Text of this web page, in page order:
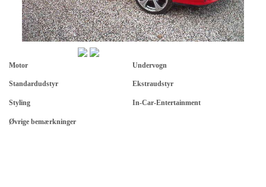
Motor Undervogn
Standardudstyr Ekstraudstyr
Styling In-Car-Entertainment
Øvrige bemærkninger